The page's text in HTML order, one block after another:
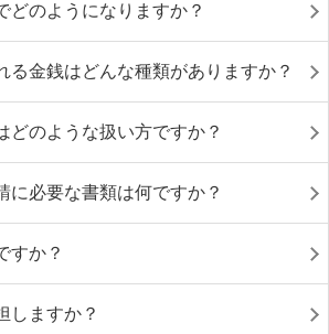
どのようになりますか？
る金銭はどんな種類がありますか？
どのような扱い方ですか？
に必要な書類は何ですか？
すか？
しますか？